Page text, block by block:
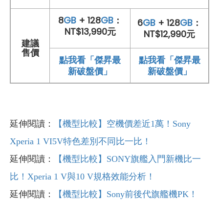
建議
售價
8GB+ 128GB：
NT$13,990元
6GB + 128GB ：
NT$12,990元
點我看「傑昇最
新破盤價」
點我看「傑昇最
新破盤價」
延伸閱讀：
【機型比較】空機價差近1萬！Sony
Xperia 1 VI5V特色差別不同比一比！
延伸閱讀：
【機型比較】SONY旗艦入門新機比一
比！Xperia 1 V與10 V規格效能分析！
延伸閱讀：
【機型比較】Sony前後代旗艦機PK ！